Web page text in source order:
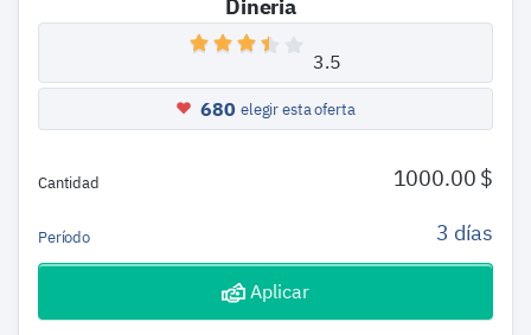
Dineria
3.5
680 elegir esta oferta
Cantidad 1000.00 $
Período 3 días
Aplicar